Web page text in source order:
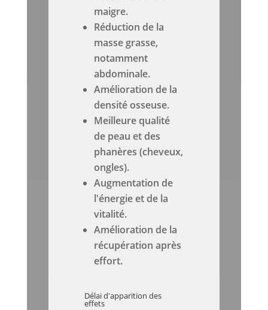
maigre.
Réduction de la
masse grasse,
notamment
abdominale.
Amélioration de la
densité osseuse.
Meilleure qualité
de peau et des
phanères (cheveux,
ongles).
Augmentation de
l'énergie et de la
vitalité.
Amélioration de la
récupération après
effort.
Délai d'apparition des
effets